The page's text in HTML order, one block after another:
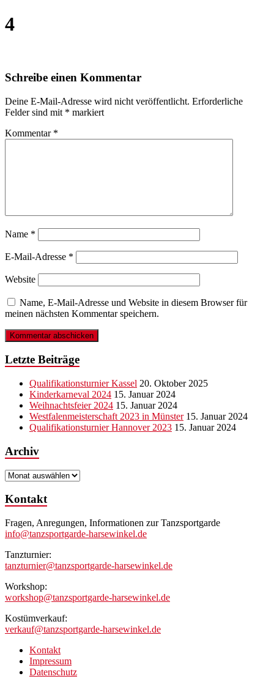
4
Schreibe einen Kommentar
Deine E-Mail-Adresse wird nicht veröffentlicht. Erforderliche
Felder sind mit * markiert
Kommentar *
Name *
E-Mail-Adresse *
Website
Name, E-Mail-Adresse und Website in diesem Browser für
meinen nächsten Kommentar speichern.
Letzte Beiträge
Qualifikationsturnier Kassel 20. Oktober 2025
Kinderkarneval 2024 15. Januar 2024
Weihnachtsfeier 2024 15. Januar 2024
Westfalenmeisterschaft 2023 in Münster 15. Januar 2024
Qualifikationsturnier Hannover 2023 15. Januar 2024
Archiv
Archiv
Kontakt
Fragen, Anregungen, Informationen zur Tanzsportgarde
info@tanzsportgarde-harsewinkel.de
Tanzturnier:
tanzturnier@tanzsportgarde-harsewinkel.de
Workshop:
workshop@tanzsportgarde-harsewinkel.de
Kostümverkauf:
verkauf@tanzsportgarde-harsewinkel.de
Kontakt
Impressum
Datenschutz